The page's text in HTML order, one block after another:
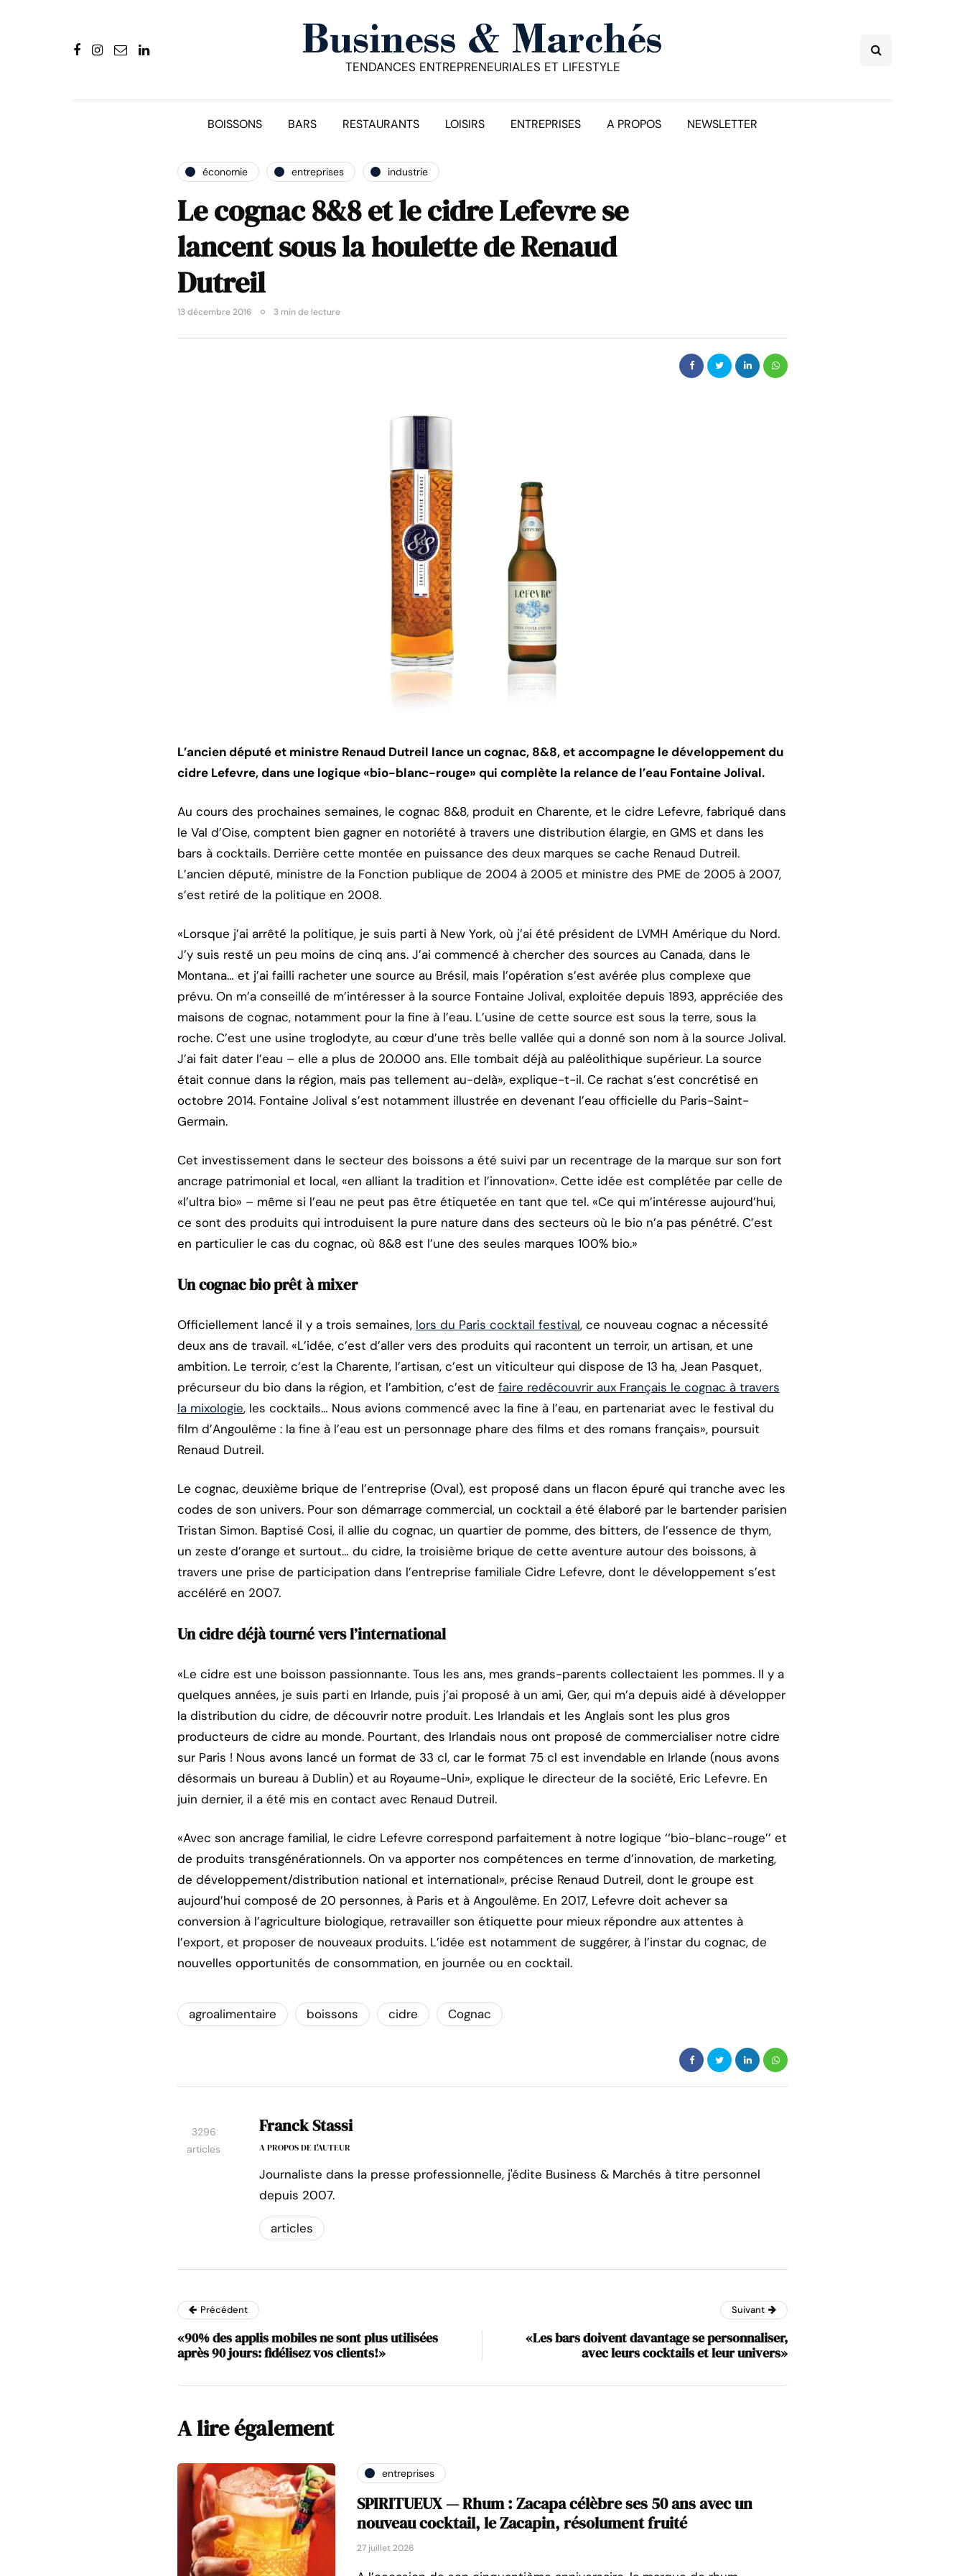
TENDANCES ENTREPRENEURIALES ET LIFESTYLE
BOISSONS BARS RESTAURANTS LOISIRS ENTREPRISES A PROPOS NEWSLETTER
économie entreprises industrie
Le cognac 8&8 et le cidre Lefevre se
lancent sous la houlette de Renaud
Dutreil
13 décembre 2016 3 min de lecture
L’ancien député et ministre Renaud Dutreil lance un cognac, 8&8, et accompagne le développement du
cidre Lefevre, dans une logique «bio-blanc-rouge» qui complète la relance de l’eau Fontaine Jolival.
Au cours des prochaines semaines, le cognac 8&8, produit en Charente, et le cidre Lefevre, fabriqué dans
le Val d’Oise, comptent bien gagner en notoriété à travers une distribution élargie, en GMS et dans les
bars à cocktails. Derrière cette montée en puissance des deux marques se cache Renaud Dutreil.
L’ancien député, ministre de la Fonction publique de 2004 à 2005 et ministre des PME de 2005 à 2007,
s’est retiré de la politique en 2008.
«Lorsque j’ai arrêté la politique, je suis parti à New York, où j’ai été président de LVMH Amérique du Nord.
J’y suis resté un peu moins de cinq ans. J’ai commencé à chercher des sources au Canada, dans le
Montana… et j’ai failli racheter une source au Brésil, mais l’opération s’est avérée plus complexe que
prévu. On m’a conseillé de m’intéresser à la source Fontaine Jolival, exploitée depuis 1893, appréciée des
maisons de cognac, notamment pour la fine à l’eau. L’usine de cette source est sous la terre, sous la
roche. C’est une usine troglodyte, au cœur d’une très belle vallée qui a donné son nom à la source Jolival.
J’ai fait dater l’eau – elle a plus de 20.000 ans. Elle tombait déjà au paléolithique supérieur. La source
était connue dans la région, mais pas tellement au-delà», explique-t-il. Ce rachat s’est concrétisé en
octobre 2014. Fontaine Jolival s’est notamment illustrée en devenant l’eau officielle du Paris-Saint-
Germain.
Cet investissement dans le secteur des boissons a été suivi par un recentrage de la marque sur son fort
ancrage patrimonial et local, «en alliant la tradition et l’innovation». Cette idée est complétée par celle de
«l’ultra bio» – même si l’eau ne peut pas être étiquetée en tant que tel. «Ce qui m’intéresse aujourd’hui,
ce sont des produits qui introduisent la pure nature dans des secteurs où le bio n’a pas pénétré. C’est
en particulier le cas du cognac, où 8&8 est l’une des seules marques 100% bio.»
Un cognac bio prêt à mixer
Officiellement lancé il y a trois semaines, lors du Paris cocktail festival, ce nouveau cognac a nécessité
deux ans de travail. «L’idée, c’est d’aller vers des produits qui racontent un terroir, un artisan, et une
ambition. Le terroir, c’est la Charente, l’artisan, c’est un viticulteur qui dispose de 13 ha, Jean Pasquet,
précurseur du bio dans la région, et l’ambition, c’est de faire redécouvrir aux Français le cognac à travers
la mixologie, les cocktails… Nous avions commencé avec la fine à l’eau, en partenariat avec le festival du
film d’Angoulême : la fine à l’eau est un personnage phare des films et des romans français», poursuit
Renaud Dutreil.
Le cognac, deuxième brique de l’entreprise (Oval), est proposé dans un flacon épuré qui tranche avec les
codes de son univers. Pour son démarrage commercial, un cocktail a été élaboré par le bartender parisien
Tristan Simon. Baptisé Cosi, il allie du cognac, un quartier de pomme, des bitters, de l’essence de thym,
un zeste d’orange et surtout… du cidre, la troisième brique de cette aventure autour des boissons, à
travers une prise de participation dans l’entreprise familiale Cidre Lefevre, dont le développement s’est
accéléré en 2007.
Un cidre déjà tourné vers l’international
«Le cidre est une boisson passionnante. Tous les ans, mes grands-parents collectaient les pommes. Il y a
quelques années, je suis parti en Irlande, puis j’ai proposé à un ami, Ger, qui m’a depuis aidé à développer
la distribution du cidre, de découvrir notre produit. Les Irlandais et les Anglais sont les plus gros
producteurs de cidre au monde. Pourtant, des Irlandais nous ont proposé de commercialiser notre cidre
sur Paris ! Nous avons lancé un format de 33 cl, car le format 75 cl est invendable en Irlande (nous avons
désormais un bureau à Dublin) et au Royaume-Uni», explique le directeur de la société, Eric Lefevre. En
juin dernier, il a été mis en contact avec Renaud Dutreil.
«Avec son ancrage familial, le cidre Lefevre correspond parfaitement à notre logique ‘‘bio-blanc-rouge’’ et
de produits transgénérationnels. On va apporter nos compétences en terme d’innovation, de marketing,
de développement/distribution national et international», précise Renaud Dutreil, dont le groupe est
aujourd’hui composé de 20 personnes, à Paris et à Angoulême. En 2017, Lefevre doit achever sa
conversion à l’agriculture biologique, retravailler son étiquette pour mieux répondre aux attentes à
l’export, et proposer de nouveaux produits. L’idée est notamment de suggérer, à l’instar du cognac, de
nouvelles opportunités de consommation, en journée ou en cocktail.
agroalimentaire boissons cidre Cognac
3296
articles
Franck Stassi
A PROPOS DE L'AUTEUR
Journaliste dans la presse professionnelle, j'édite Business & Marchés à titre personnel
depuis 2007.
articles
Précédent
«90% des applis mobiles ne sont plus utilisées
après 90 jours: fidélisez vos clients!»
Suivant
«Les bars doivent davantage se personnaliser,
avec leurs cocktails et leur univers»
A lire également
entreprises
SPIRITUEUX — Rhum : Zacapa célèbre ses 50 ans avec un
nouveau cocktail, le Zacapin, résolument fruité
27 juillet 2026